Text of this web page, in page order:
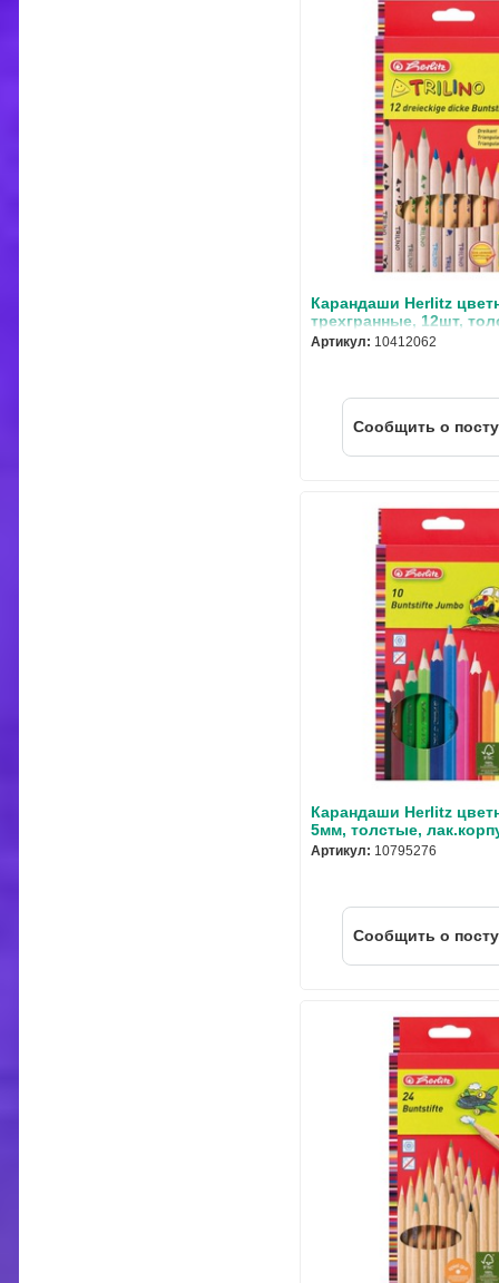
Карандаши Herlitz
трехгранные, 12шт,
некрашенн.корпус
Артикул: 10412062
Cообщить о
Карандаши Herlitz
5мм, толстые,
Артикул: 10795276
Cообщить о